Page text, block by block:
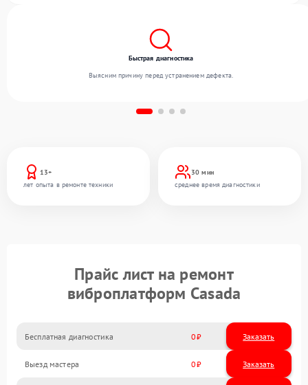
13+
лет опыта в ремонте техники
30 мин
среднее время диагностики
Быстрая диагностика
Выясним причину перед устранением дефекта.
Прайс лист на ремонт
виброплатформ Casada
Бесплатная диагностика 0 Заказать
Выезд мастера 0 Заказать